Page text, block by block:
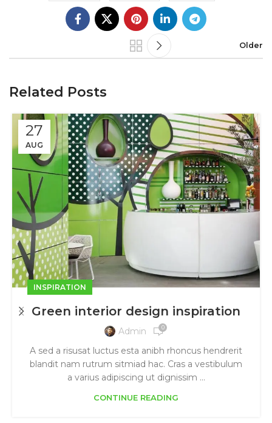
Older
Related Posts
27
AUG
INSPIRATION
Green interior design inspiration
Admin 0
A sed a risusat luctus esta anibh rhoncus hendrerit
blandit nam rutrum sitmiad hac. Cras a vestibulum
a varius adipiscing ut dignissim ...
CONTINUE READING